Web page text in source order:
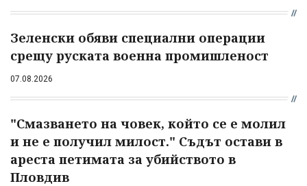
Зеленски обяви специални операции
срещу руската военна промишленост
07.08.2026
"Смазването на човек, който се е молил
и не е получил милост." Съдът остави в
ареста петимата за убийството в
Пловдив